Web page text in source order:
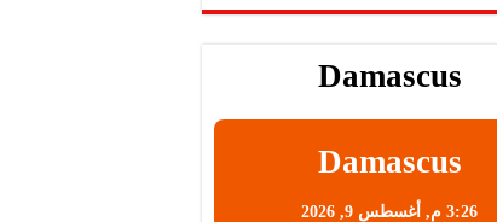
Damascus
Damascus
3:26 م, أغسطس 9, 2026